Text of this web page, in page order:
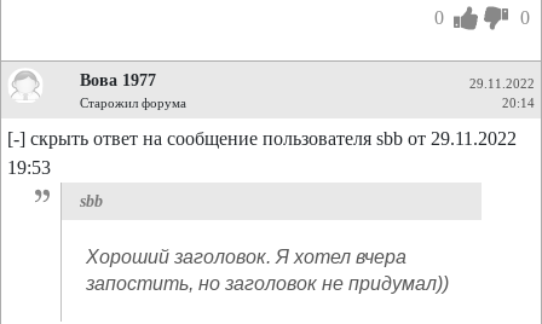
0 0
Вова 1977
Старожил форума
29.11.2022
20:14
[-] скрыть ответ на сообщение пользователя sbb от 29.11.2022
19:53
sbb
Хороший заголовок. Я хотел вчера
запостить, но заголовок не придумал))